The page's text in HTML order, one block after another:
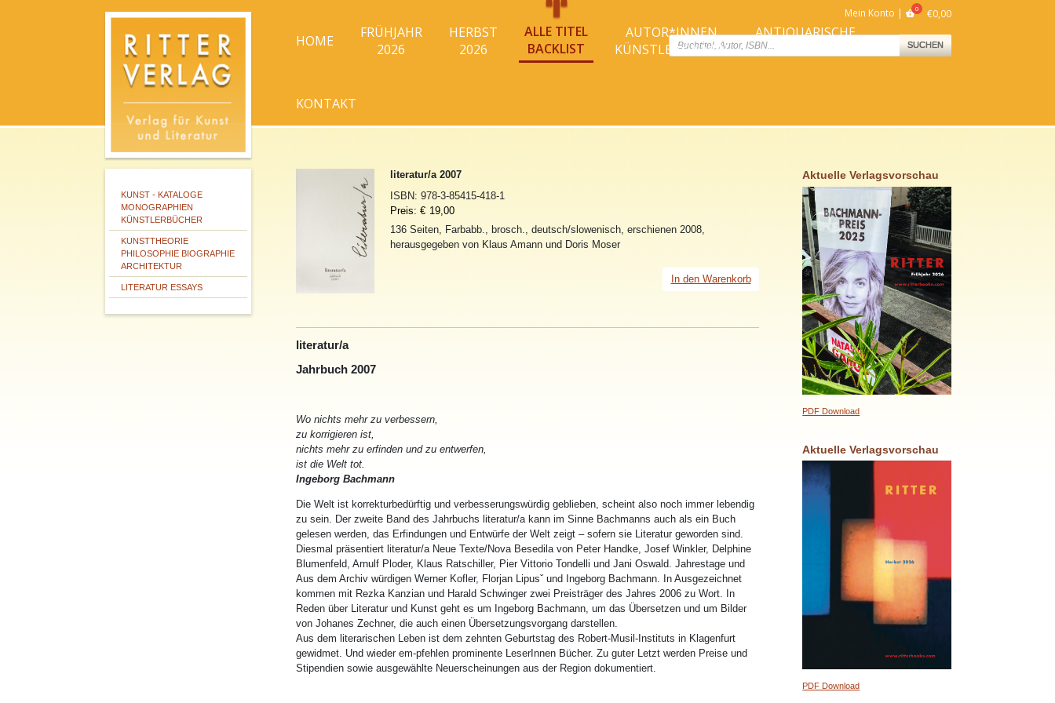
Mein Konto €0,00
Products
search
SUCHEN
HOME
FRÜHJAHR
2026
HERBST
2026
ALLE TITEL
BACKLIST
AUTOR*INNEN
KÜNSTLER*INNEN
ANTIQUARISCHE
KONTAKT
KUNST - KATALOGE
MONOGRAPHIEN
KÜNSTLERBÜCHER
KUNSTTHEORIE
PHILOSOPHIE BIOGRAPHIE
ARCHITEKTUR
LITERATUR ESSAYS
literatur/a 2007
ISBN: 978-3-85415-418-1
Preis: € 19,00
136 Seiten, Farbabb., brosch., deutsch/slowenisch, erschienen 2008,
herausgegeben von Klaus Amann und Doris Moser
In den Warenkorb
literatur/a
Jahrbuch 2007
Wo nichts mehr zu verbessern,
zu korrigieren ist,
nichts mehr zu erfinden und zu entwerfen,
ist die Welt tot.
Ingeborg Bachmann
Die Welt ist korrekturbedürftig und verbesserungswürdig geblieben, scheint also noch immer lebendig
zu sein. Der zweite Band des Jahrbuchs literatur/a kann im Sinne Bachmanns auch als ein Buch
gelesen werden, das Erfindungen und Entwürfe der Welt zeigt – sofern sie Literatur geworden sind.
Diesmal präsentiert literatur/a Neue Texte/Nova Besedila von Peter Handke, Josef Winkler, Delphine
Blumenfeld, Arnulf Ploder, Klaus Ratschiller, Pier Vittorio Tondelli und Jani Oswald. Jahrestage und
Aus dem Archiv würdigen Werner Kofler, Florjan Lipusˇ und Ingeborg Bachmann. In Ausgezeichnet
kommen mit Rezka Kanzian und Harald Schwinger zwei Preisträger des Jahres 2006 zu Wort. In
Reden über Literatur und Kunst geht es um Ingeborg Bachmann, um das Übersetzen und um Bilder
von Johanes Zechner, die auch einen Übersetzungsvorgang darstellen.
Aus dem literarischen Leben ist dem zehnten Geburtstag des Robert-Musil-Instituts in Klagenfurt
gewidmet. Und wieder em-pfehlen prominente LeserInnen Bücher. Zu guter Letzt werden Preise und
Stipendien sowie ausgewählte Neuerscheinungen aus der Region dokumentiert.
Aktuelle Verlagsvorschau
PDF Download
Aktuelle Verlagsvorschau
PDF Download